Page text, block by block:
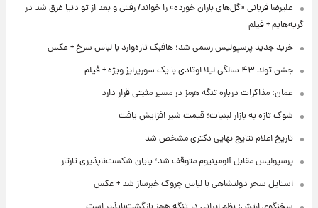
علیرضا قربانی «گل‌های باران خورده» را خواند/ رفتی و بعد از تو دنیا غرق شد در
گریه‌هایم + فیلم
خرید جدید پرسپولیس رسمی شد؛ هافبک تازه‌وارد با لباس سرخ + عکس
جشن تولد ۴۳ سالگی لیلا اوتادی با یک سورپرایز ویژه + فیلم
عمان: مذاکرات درباره تنگه هرمز در مسیر مثبتی قرار دارد
شوک تازه به بازار لبنیات؛ قیمت شیر افزایش یافت
تاریخ اعلام نتایج نهایی دکتری مشخص شد
پرسپولیس مقابل آلومینیوم متوقف شد؛ پایان شکست‌ناپذیری تارتار
استایل سحر دولتشاهی با لباس چروک خبرساز شد + عکس